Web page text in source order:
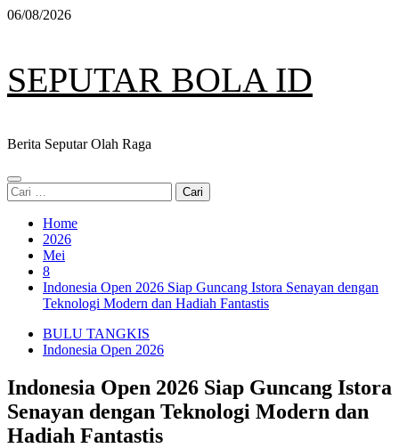
Skip
06/08/2026
SEPUTAR BOLA ID
Berita Seputar Olah Raga
Primary
Menu
Cari
untuk:
Home
2026
Mei
8
Indonesia Open 2026 Siap Guncang Istora Senayan dengan
Teknologi Modern dan Hadiah Fantastis
BULU TANGKIS
Indonesia Open 2026
Indonesia Open 2026 Siap Guncang Istora
Senayan dengan Teknologi Modern dan
Hadiah Fantastis